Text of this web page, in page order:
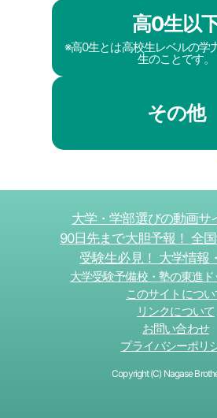
高0生以
※高0生とは高校生レベルの学
生のことです。
その他
大学・学部選びの動画サ
90日先まで大胆予報！ 全
受験生必見！ 大学情報
大学受験予備校・塾の東進
このサイトについ
リンクについて
お問い合わせ
プライバシーポリ
Copyright (C) Nagase